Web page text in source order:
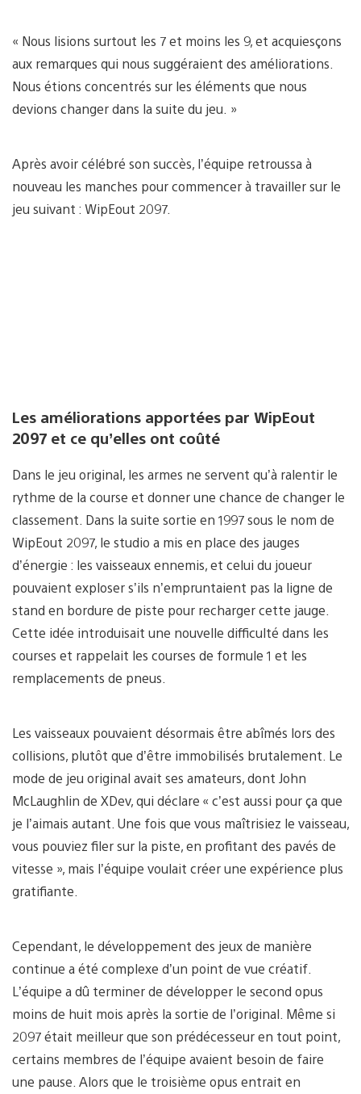
« Nous lisions surtout les 7 et moins les 9, et acquiesçons
aux remarques qui nous suggéraient des améliorations.
Nous étions concentrés sur les éléments que nous
devions changer dans la suite du jeu. »
Après avoir célébré son succès, l’équipe retroussa à
nouveau les manches pour commencer à travailler sur le
jeu suivant : WipEout 2097.
Les améliorations apportées par WipEout
2097 et ce qu’elles ont coûté
Dans le jeu original, les armes ne servent qu’à ralentir le
rythme de la course et donner une chance de changer le
classement. Dans la suite sortie en 1997 sous le nom de
WipEout 2097, le studio a mis en place des jauges
d’énergie : les vaisseaux ennemis, et celui du joueur
pouvaient exploser s’ils n’empruntaient pas la ligne de
stand en bordure de piste pour recharger cette jauge.
Cette idée introduisait une nouvelle difficulté dans les
courses et rappelait les courses de formule 1 et les
remplacements de pneus.
Les vaisseaux pouvaient désormais être abîmés lors des
collisions, plutôt que d’être immobilisés brutalement. Le
mode de jeu original avait ses amateurs, dont John
McLaughlin de XDev, qui déclare « c’est aussi pour ça que
je l’aimais autant. Une fois que vous maîtrisiez le vaisseau,
vous pouviez filer sur la piste, en profitant des pavés de
vitesse », mais l’équipe voulait créer une expérience plus
gratifiante.
Cependant, le développement des jeux de manière
continue a été complexe d’un point de vue créatif.
L’équipe a dû terminer de développer le second opus
moins de huit mois après la sortie de l’original. Même si
2097 était meilleur que son prédécesseur en tout point,
certains membres de l’équipe avaient besoin de faire
une pause. Alors que le troisième opus entrait en